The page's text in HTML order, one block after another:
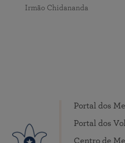
Irmão Chidananda
Portal dos
Portal dos
Centro de